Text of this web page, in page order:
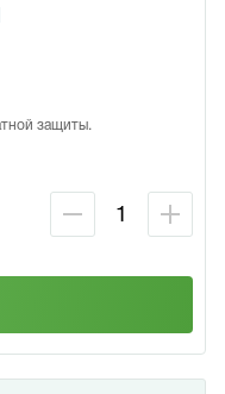
защиты.